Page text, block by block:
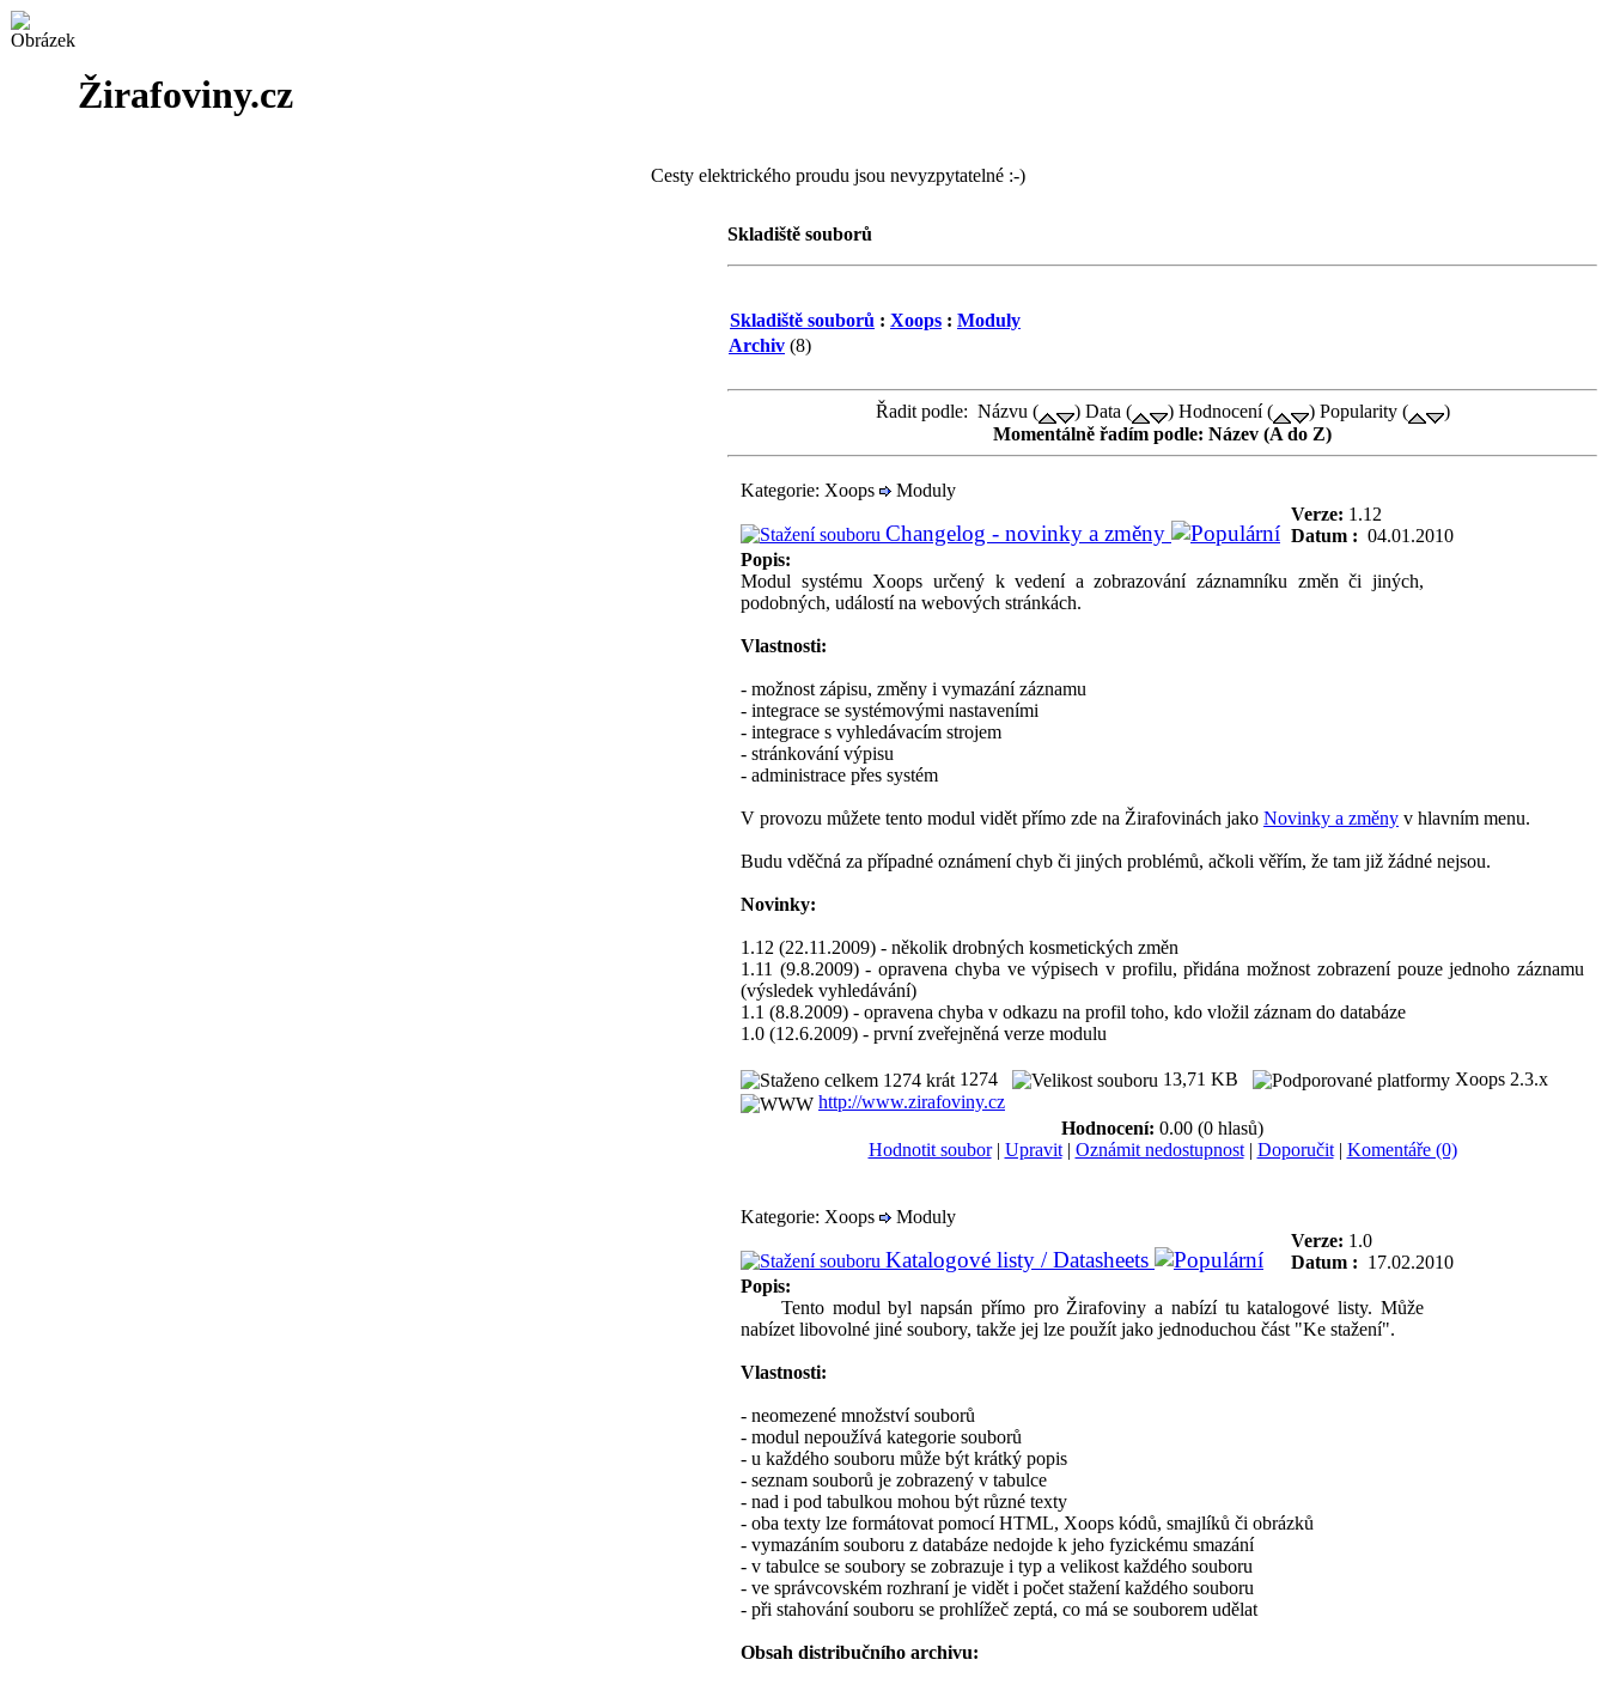
Žirafoviny.cz
Cesty elektrického proudu jsou nevyzpytatelné :-)
Skladiště souborů
Skladiště souborů : Xoops : Moduly
Archiv (8)
Řadit podle: Názvu ( ) Data ( ) Hodnocení ( ) Popularity (
)
Momentálně řadím podle: Název (A do Z)
Kategorie: Xoops Moduly
Changelog - novinky a změny
Verze: 1.12
Datum : 04.01.2010
Popis:
Modul systému Xoops určený k vedení a zobrazování záznamníku změn či jiných,
podobných, událostí na webových stránkách.
Vlastnosti:
- možnost zápisu, změny i vymazání záznamu
- integrace se systémovými nastaveními
- integrace s vyhledávacím strojem
- stránkování výpisu
- administrace přes systém
V provozu můžete tento modul vidět přímo zde na Žirafovinách jako Novinky a změny v hlavním menu.
Budu vděčná za případné oznámení chyb či jiných problémů, ačkoli věřím, že tam již žádné nejsou.
Novinky:
1.12 (22.11.2009) - několik drobných kosmetických změn
1.11 (9.8.2009) - opravena chyba ve výpisech v profilu, přidána možnost zobrazení pouze jednoho záznamu
(výsledek vyhledávání)
1.1 (8.8.2009) - opravena chyba v odkazu na profil toho, kdo vložil záznam do databáze
1.0 (12.6.2009) - první zveřejněná verze modulu
1274 13,71 KB
Xoops 2.3.x
http://www.zirafoviny.cz
Hodnocení: 0.00 (0 hlasů)
Hodnotit soubor| Upravit| Oznámit nedostupnost| Doporučit| Komentáře (0)
Kategorie: Xoops Moduly
Katalogové listy / Datasheets
Verze: 1.0
Datum : 17.02.2010
Popis:
Tento modul byl napsán přímo pro Žirafoviny a nabízí tu katalogové listy. Může
nabízet libovolné jiné soubory, takže jej lze použít jako jednoduchou část "Ke stažení".
Vlastnosti:
- neomezené množství souborů
- modul nepoužívá kategorie souborů
- u každého souboru může být krátký popis
- seznam souborů je zobrazený v tabulce
- nad i pod tabulkou mohou být různé texty
- oba texty lze formátovat pomocí HTML, Xoops kódů, smajlíků či obrázků
- vymazáním souboru z databáze nedojde k jeho fyzickému smazání
- v tabulce se soubory se zobrazuje i typ a velikost každého souboru
- ve správcovském rozhraní je vidět i počet stažení každého souboru
- při stahování souboru se prohlížeč zeptá, co má se souborem udělat
Obsah distribučního archivu: